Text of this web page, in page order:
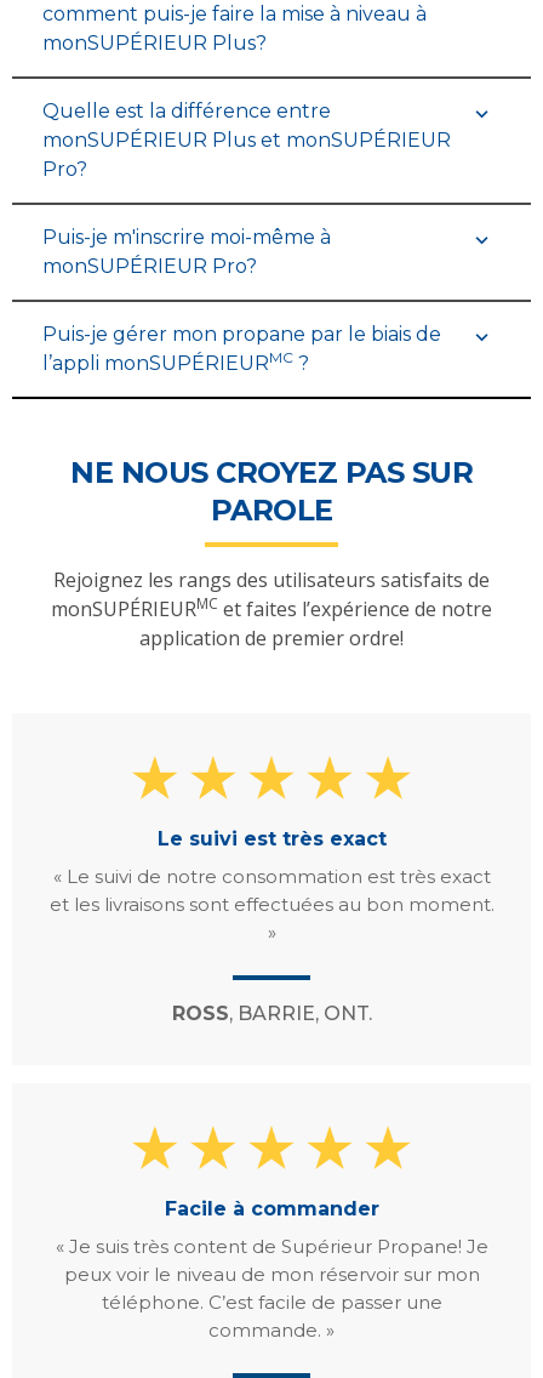
comment puis-je faire la mise à niveau à
monSUPÉRIEUR Plus?
Quelle est la différence entre
monSUPÉRIEUR Plus et monSUPÉRIEUR
Pro?
Puis-je m'inscrire moi-même à
monSUPÉRIEUR Pro?
Puis-je gérer mon propane par le biais de
l’appli monSUPÉRIEURMC ?
NE NOUS CROYEZ PAS SUR
PAROLE
Rejoignez les rangs des utilisateurs satisfaits de
monSUPÉRIEURMC et faites l’expérience de notre
application de premier ordre!
Le suivi est très exact
« Le suivi de notre consommation est très exact
et les livraisons sont effectuées au bon moment.
»
ROSS, BARRIE, ONT.
Facile à commander
« Je suis très content de Supérieur Propane! Je
peux voir le niveau de mon réservoir sur mon
téléphone. C’est facile de passer une
commande. »